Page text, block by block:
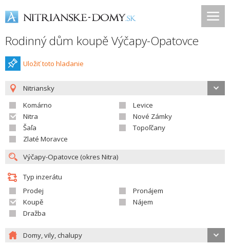
Rodinný dům koupě Výčapy-Opatovce
Uložiť toto hladanie
Nitriansky
Komárno
Levice
Nitra
Nové Zámky
Šaľa
Topoľčany
Zlaté Moravce
Typ inzerátu
Prodej
Pronájem
Koupě
Nájem
Dražba
Domy, vily, chalupy